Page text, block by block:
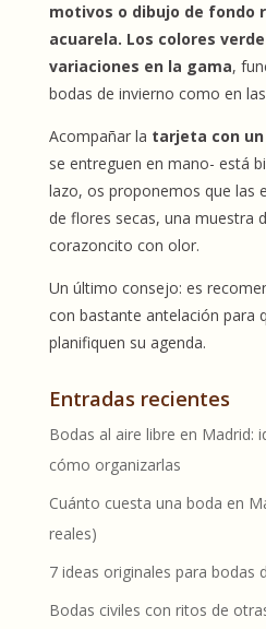
motivos o dibujo de fondo
acuarela. Los colores
variaciones en la gama,
bodas de invierno como en
Acompañar la tarjeta con
se entreguen en mano- está
lazo, os proponemos que las
de flores secas, una muestra
corazoncito con olor.
Un último consejo: es
con bastante antelación para
planifiquen su agenda.
Entradas recientes
Bodas al aire libre en Madrid:
cómo organizarlas
Cuánto cuesta una boda en
reales)
7 ideas originales para bodas
Bodas civiles con ritos de